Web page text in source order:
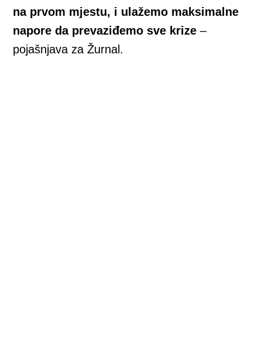
na prvom mjestu, i ulažemo maksimalne
napore da prevaziđemo sve krize–
pojašnjava za Žurnal.